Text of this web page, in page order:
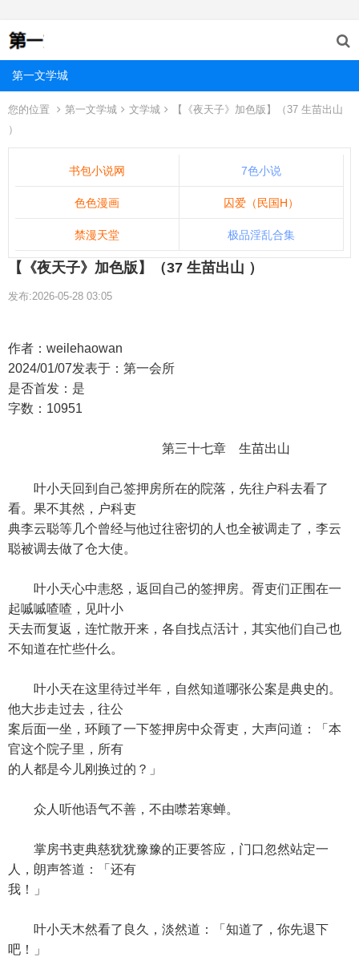
第一文学城
您的位置 第一文学城 文学城
【《夜天子》加色版】（37 生苗出山
）
书包小说网 7色小说
色色漫画 囚爱（民国H）
禁漫天堂 极品淫乱合集
【《夜天子》加色版】（37 生苗出山 ）
发布:2026-05-28 03:05
作者：weilehaowan
2024/01/07发表于：第一会所
是否首发：是
字数：10951
第三十七章 生苗出山
叶小天回到自己签押房所在的院落，先往户科去看了
看。果不其然，户科吏
典李云聪等几个曾经与他过往密切的人也全被调走了，李云
聪被调去做了仓大使。
叶小天心中恚怒，返回自己的签押房。胥吏们正围在一
起嘁嘁喳喳，见叶小
天去而复返，连忙散开来，各自找点活计，其实他们自己也
不知道在忙些什么。
叶小天在这里待过半年，自然知道哪张公案是典史的。
他大步走过去，往公
案后面一坐，环顾了一下签押房中众胥吏，大声问道：「本
官这个院子里，所有
的人都是今儿刚换过的？」
众人听他语气不善，不由噤若寒蝉。
掌房书吏典慈犹犹豫豫的正要答应，门口忽然站定一
人，朗声答道：「还有
我！」
叶小天木然看了良久，淡然道：「知道了，你先退下
吧！」